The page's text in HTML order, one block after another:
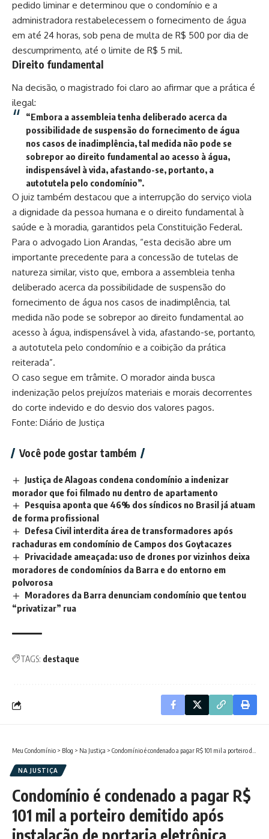
pedido liminar e determinou que o condomínio e a
administradora restabelecessem o fornecimento de água
em até 24 horas, sob pena de multa de R$ 500 por dia de
descumprimento, até o limite de R$ 5 mil.
Direito fundamental
Na decisão, o magistrado foi claro ao afirmar que a prática é
ilegal:
“Embora a assembleia tenha deliberado acerca da
possibilidade de suspensão do fornecimento de água
nos casos de inadimplência, tal medida não pode se
sobrepor ao direito fundamental ao acesso à água,
indispensável à vida, afastando-se, portanto, a
autotutela pelo condomínio”.
O juiz também destacou que a interrupção do serviço viola
a dignidade da pessoa humana e o direito fundamental à
saúde e à moradia, garantidos pela Constituição Federal.
Para o advogado Lion Arandas, “esta decisão abre um
importante precedente para a concessão de tutelas de
natureza similar, visto que, embora a assembleia tenha
deliberado acerca da possibilidade de suspensão do
fornecimento de água nos casos de inadimplência, tal
medida não pode se sobrepor ao direito fundamental ao
acesso à água, indispensável à vida, afastando-se, portanto,
a autotutela pelo condomínio e a coibição da prática
reiterada”.
O caso segue em trâmite. O morador ainda busca
indenização pelos prejuízos materiais e morais decorrentes
do corte indevido e do desvio dos valores pagos.
Fonte: Diário de Justiça
Você pode gostar também
Justiça de Alagoas condena condomínio a indenizar
morador que foi filmado nu dentro de apartamento
Pesquisa aponta que 46% dos síndicos no Brasil já atuam
de forma profissional
Defesa Civil interdita área de transformadores após
rachaduras em condomínio de Campos dos Goytacazes
Privacidade ameaçada: uso de drones por vizinhos deixa
moradores de condomínios da Barra e do entorno em
polvorosa
Moradores da Barra denunciam condomínio que tentou
“privatizar” rua
TAGS: destaque
Meu Condomínio > Blog > Na Justiça > Condomínio é condenado a pagar R$ 101 mil a porteiro demitido após instalação de portaria eletrônica
NA JUSTIÇA
Condomínio é condenado a pagar R$
101 mil a porteiro demitido após